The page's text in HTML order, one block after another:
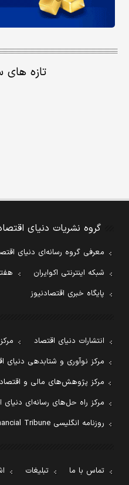
تازه
گروه نشریات دنیای
معرفی گروه رسانه‌ای دنیای
شبکه اینترنتی اکوایران
پایگاه خبری اقتصادنیوز
انتشارات دنیای اقتصاد
مرکز نوآوری و شتابدهی دنیای
مرکز پژوهش‌های مالی و
مرکز راه حل‌های رسانه‌ای دنیای
روزنامه انگلیسی Financial Tribune
تماس با ما تبلیغات